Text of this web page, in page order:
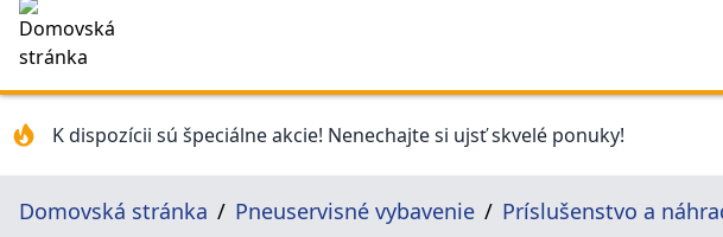
K dispozícii sú špeciálne akcie! Nenechajte si ujsť skvelé ponuky!
Domovská stránka Pneuservisné vybavenie Príslušenstvo a